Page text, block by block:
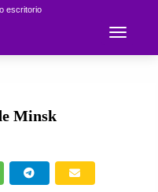
escritorio
Toggle
Minsk